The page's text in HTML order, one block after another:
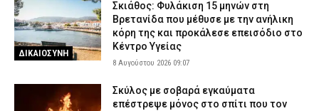
ΔΙΚΑΙΟΣΥΝΗ
Σκιάθος: Φυλάκιση 15 μηνών στη
Βρετανίδα που μέθυσε με την ανήλικη
κόρη της και προκάλεσε επεισόδιο στο
Κέντρο Υγείας
8 Αυγούστου 2026 09:07
Σκύλος με σοβαρά εγκαύματα
επέστρεψε μόνος στο σπίτι που τον